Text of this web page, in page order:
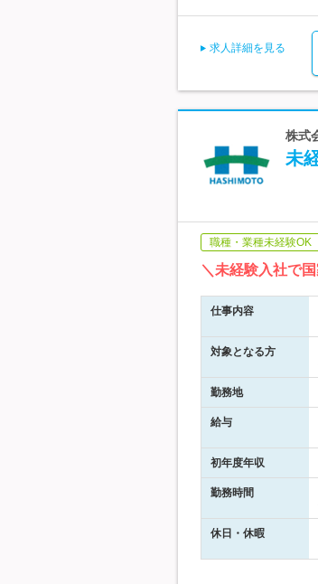
求人詳細を見る
株式
未
職種・業種未経験OK
＼未経験入社で
仕事内容
対象となる方
勤務地
給与
初年度年収
勤務時間
休日・休暇